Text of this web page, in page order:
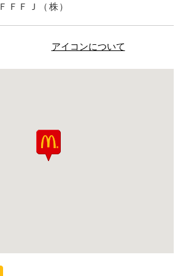
ＦＦＦＪ（株）
アイコンについて